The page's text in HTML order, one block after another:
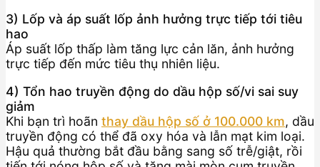
3) Lốp và áp suất lốp ảnh hưởng trực tiếp tới tiêu
hao
Áp suất lốp thấp làm tăng lực cản lăn, ảnh hưởng
trực tiếp đến mức tiêu thụ nhiên liệu.
4) Tổn hao truyền động do dầu hộp số/vi sai suy
giảm
Khi bạn trì hoãn thay dầu hộp số ở 100.000 km, dầu
truyền động có thể đã oxy hóa và lẫn mạt kim loại.
Hậu quả thường bắt đầu bằng sang số trễ/giật, rồi